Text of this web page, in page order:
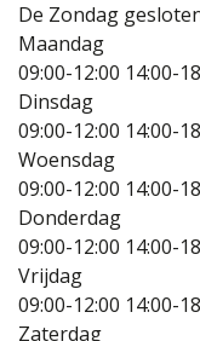
De Zondag
Maandag
09:00-12:00 14:00-
Dinsdag
09:00-12:00 14:00-
Woensdag
09:00-12:00 14:00-
Donderdag
09:00-12:00 14:00-
Vrijdag
09:00-12:00 14:00-
Zaterdag